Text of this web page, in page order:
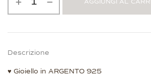
AGGIUNGI AL
Descrizione
♥ Gioiello in ARGENTO 925